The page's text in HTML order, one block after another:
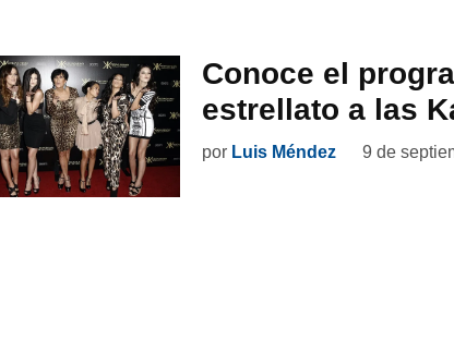
Conoce el
estrellato a las
por Luis Méndez 9 de